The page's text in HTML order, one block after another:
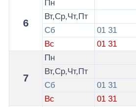
6
Пн
Вт,Ср,Чт,Пт
Сб
01 31
Вс
01 31
7
Пн
Вт,Ср,Чт,Пт
Сб
01 31
Вс
01 31